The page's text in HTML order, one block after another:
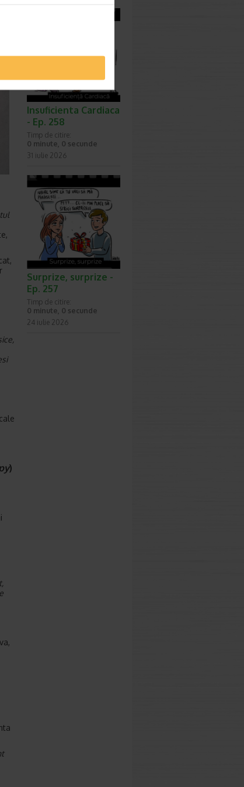
)
Insuficienta Cardiaca
- Ep. 258
Timp de citire:
0 minute, 0 secunde
31 iulie 2026
Surprize, surprize -
Ep. 257
Timp de citire:
0 minute, 0 secunde
24 iulie 2026